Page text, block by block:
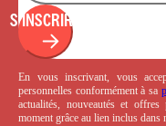
S'INSCRIRE
En vous inscrivant, vous
personnelles conformément à sa
actualités, nouveautés et
moment grâce au lien inclus dans